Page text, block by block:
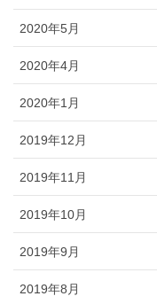
2020年5月
2020年4月
2020年1月
2019年12月
2019年11月
2019年10月
2019年9月
2019年8月